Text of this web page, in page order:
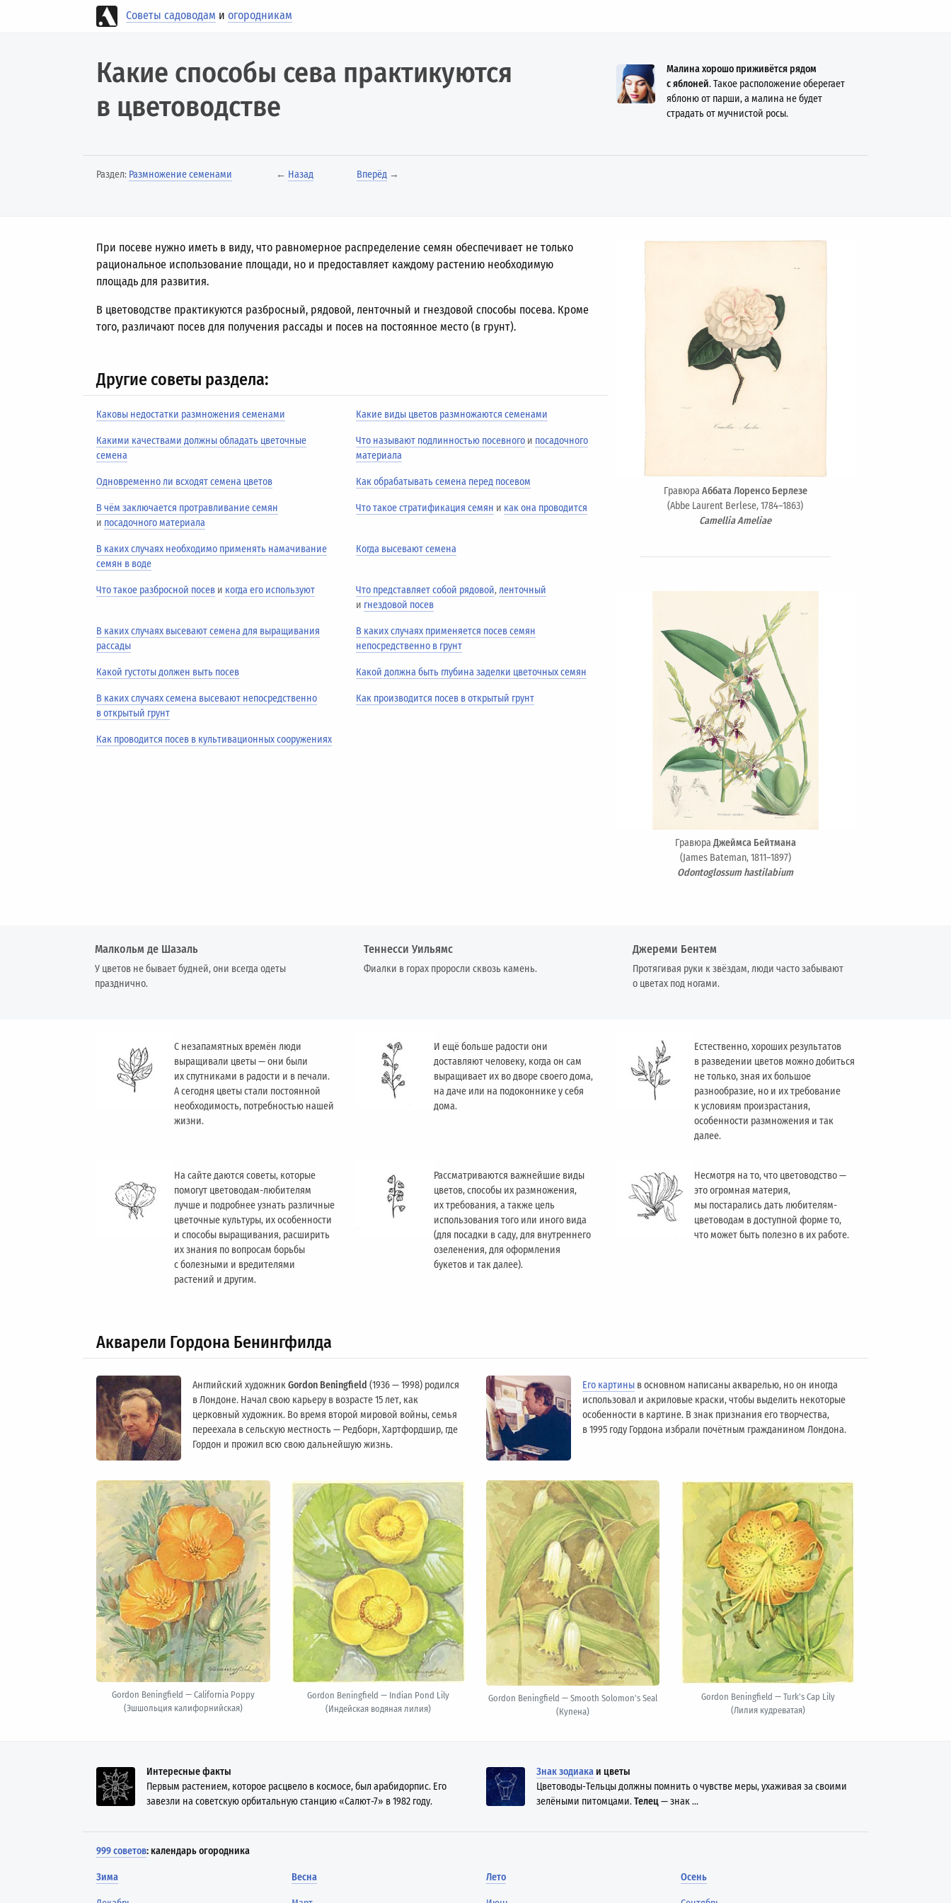
Советы садоводам иогородникам
Какие способы сева практикуются
в цветоводстве
Малина хорошо приживётся рядом
с яблоней. Такое расположение оберегает
яблоню от парши, а малина не будет
страдать от мучнистой росы.
Раздел: Размножение семенами ← Назад Вперёд →
При посеве нужно иметь в виду, что равномерное распределение семян обеспечивает не только
рациональное использование площади, но и предоставляет каждому растению необходимую
площадь для развития.
В цветоводстве практикуются разбросный, рядовой, ленточный и гнездовой способы посева. Кроме
того, различают посев для получения рассады и посев на постоянное место (в грунт).
Другие советы раздела:
Каковы недостатки размножения семенами Какие виды цветов размножаются семенами
Какими качествами должны обладать цветочные
семена
Что называют подлинностью посевного и посадочного
материала
Одновременно ли всходят семена цветов Как обрабатывать семена перед посевом
В чём заключается протравливание семян
и посадочного материала
Что такое стратификация семян и как она проводится
В каких случаях необходимо применять намачивание
семян в воде
Когда высевают семена
Что такое разбросной посев и когда его используют Что представляет собой рядовой,ленточный
и гнездовой посев
В каких случаях высевают семена для выращивания
рассады
В каких случаях применяется посев семян
непосредственно в грунт
Какой густоты должен выть посев Какой должна быть глубина заделки цветочных семян
В каких случаях семена высевают непосредственно
в открытый грунт
Как производится посев в открытый грунт
Как проводится посев в культивационных сооружениях
ГравюраАббата Лоренсо Берлезе
(Abbe Laurent Berlese, 1784–1863)
Camellia Ameliae
ГравюраДжеймса Бейтмана
(James Bateman, 1811–1897)
Odontoglossum hastilabium
Малкольм де Шазаль
У цветов не бывает будней, они всегда одеты
празднично.
Теннесси Уильямс
Фиалки в горах проросли сквозь камень.
Джереми Бентем
Протягивая руки к звёздам, люди часто забывают
о цветах под ногами.
С незапамятных времён люди
выращивали цветы — они были
их спутниками в радости и в печали.
А сегодня цветы стали постоянной
необходимость, потребностью нашей
жизни.
И ещё больше радости они
доставляют человеку, когда он сам
выращивает их во дворе своего дома,
на даче или на подоконнике у себя
дома.
Естественно, хороших результатов
в разведении цветов можно добиться
не только, зная их большое
разнообразие, но и их требование
к условиям произрастания,
особенности размножения и так
далее.
На сайте даются советы, которые
помогут цветоводам-любителям
лучше и подробнее узнать различные
цветочные культуры, их особенности
и способы выращивания, расширить
их знания по вопросам борьбы
с болезными и вредителями
растений и другим.
Рассматриваются важнейшие виды
цветов, способы их размножения,
их требования, а также цель
использования того или иного вида
(для посадки в саду, для внутреннего
озеленения, для оформления
букетов и так далее).
Несмотря на то, что цветоводство —
это огромная материя,
мы постарались дать любителям-
цветоводам в доступной форме то,
что может быть полезно в их работе.
Акварели Гордона Бенингфилда
Английский художникGordon Beningfield (1936 — 1998) родился
в Лондоне. Начал свою карьеру в возрасте 15 лет, как
церковный художник. Во время второй мировой войны, семья
переехала в сельскую местность — Редборн, Хартфордшир, где
Гордон и прожил всю свою дальнейшую жизнь.
Его картины в основном написаны акварелью, но он иногда
использовал и акриловые краски, чтобы выделить некоторые
особенности в картине. В знак признания его творчества,
в 1995 году Гордона избрали почётным гражданином Лондонa.
Gordon Beningfield — California Poppy
(Эшшольция калифорнийская)
Gordon Beningfield — Indian Pond Lily
(Индейская водяная лилия)
Gordon Beningfield — Smooth Solomon's Seal
(Купена)
Gordon Beningfield — Turk's Cap Lily
(Лилия кудреватая)
Интересные факты
Первым растением, которое расцвело в космосе, был арабидорпис. Его
завезли на советскую орбитальную станцию «Салют-7» в 1982 году.
Знак зодиака и цветы
Цветоводы-Тельцы должны помнить о чувстве меры, ухаживая за своими
зелёными питомцами.Телец— знак ...
999 советов: календарь огородника
Зима Весна Лето Осень